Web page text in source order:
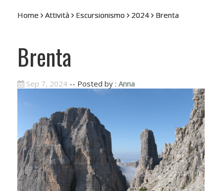
Home Attività Escursionismo 2024 Brenta
Brenta
Sep 7, 2024 -- Posted by : Anna